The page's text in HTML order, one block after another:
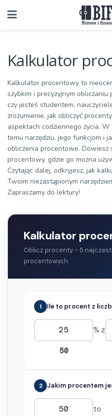
Kalkulator
Kalkulator procentowy to
szybkim i precyzyjnym
czy jesteś studentem,
zrozumienie, jak obliczyć
aspektach codziennego życia.
temu narzędziu, jego funkcjom i
obliczenia procentowe. Dowiesz
procentowy, gdzie go można
Czytając dalej, odkryjesz, jak
Twoim niezastąpionym
Zapraszamy do lektury!
Kalkulator
Oblicz procenty - 5
procentowych
1 Ile to procent z
% z
50
2 Jakim procentem
to